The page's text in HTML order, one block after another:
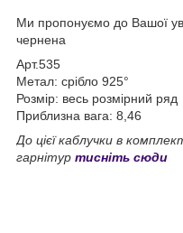
Ми пропонуємо до Вашої
чернена
Арт.535
Метал: срібло 925°
Розмір: весь розмірний ряд
Приблизна вага: 8,46
До цієї каблучки в
гарнітур тисніть сюди